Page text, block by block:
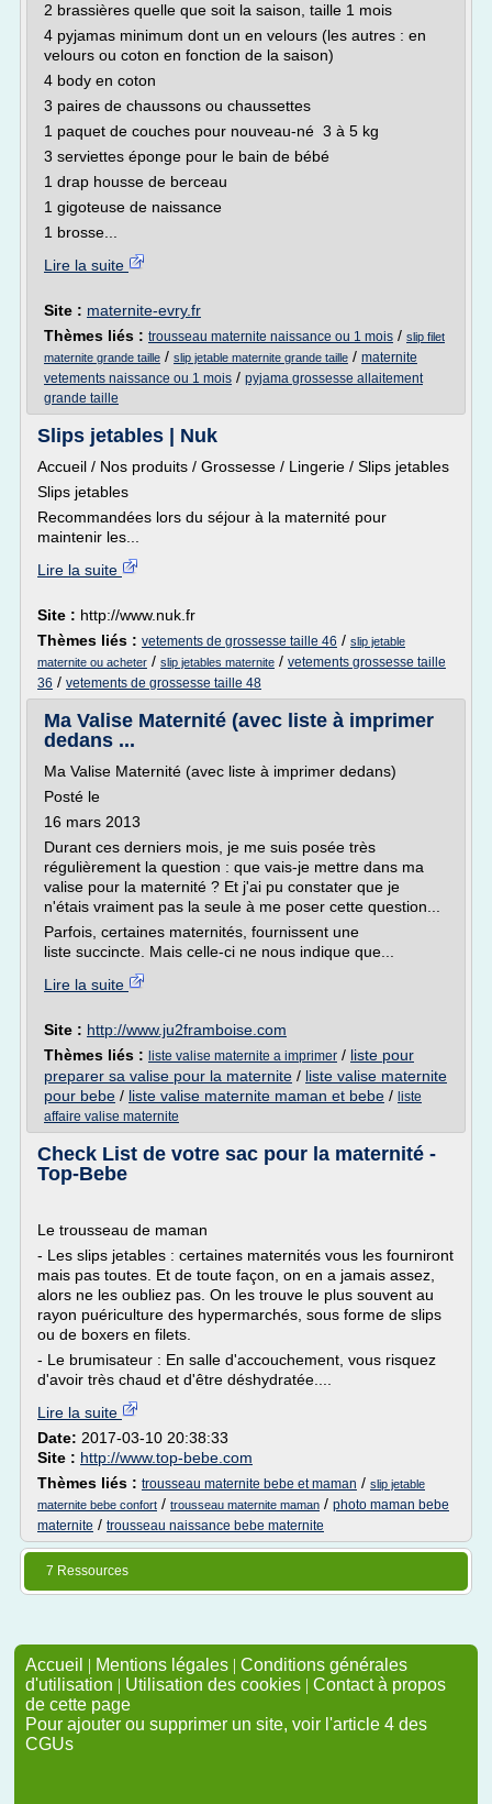
2 brassières quelle que soit la saison, taille 1 mois
4 pyjamas minimum dont un en velours (les autres : en
velours ou coton en fonction de la saison)
4 body en coton
3 paires de chaussons ou chaussettes
1 paquet de couches pour nouveau-né 3 à 5 kg
3 serviettes éponge pour le bain de bébé
1 drap housse de berceau
1 gigoteuse de naissance
1 brosse...
Lire la suite
Site : maternite-evry.fr
Thèmes liés : trousseau maternite naissance ou 1 mois / slip filet
maternite grande taille / slip jetable maternite grande taille / maternite
vetements naissance ou 1 mois / pyjama grossesse allaitement
grande taille
Slips jetables | Nuk
Accueil / Nos produits / Grossesse / Lingerie / Slips jetables
Slips jetables
Recommandées lors du séjour à la maternité pour
maintenir les...
Lire la suite
Site : http://www.nuk.fr
Thèmes liés : vetements de grossesse taille 46 / slip jetable
maternite ou acheter / slip jetables maternite / vetements grossesse taille
36 / vetements de grossesse taille 48
Ma Valise Maternité (avec liste à imprimer
dedans ...
Ma Valise Maternité (avec liste à imprimer dedans)
Posté le
16 mars 2013
Durant ces derniers mois, je me suis posée très
régulièrement la question : que vais-je mettre dans ma
valise pour la maternité ? Et j'ai pu constater que je
n'étais vraiment pas la seule à me poser cette question...
Parfois, certaines maternités, fournissent une
liste succincte. Mais celle-ci ne nous indique que...
Lire la suite
Site : http://www.ju2framboise.com
Thèmes liés : liste valise maternite a imprimer / liste pour
preparer sa valise pour la maternite / liste valise maternite
pour bebe / liste valise maternite maman et bebe / liste
affaire valise maternite
Check List de votre sac pour la maternité -
Top-Bebe
Le trousseau de maman
- Les slips jetables : certaines maternités vous les fourniront
mais pas toutes. Et de toute façon, on en a jamais assez,
alors ne les oubliez pas. On les trouve le plus souvent au
rayon puériculture des hypermarchés, sous forme de slips
ou de boxers en filets.
- Le brumisateur : En salle d'accouchement, vous risquez
d'avoir très chaud et d'être déshydratée....
Lire la suite
Date: 2017-03-10 20:38:33
Site : http://www.top-bebe.com
Thèmes liés : trousseau maternite bebe et maman / slip jetable
maternite bebe confort / trousseau maternite maman / photo maman bebe
maternite / trousseau naissance bebe maternite
7 Ressources
Accueil | Mentions légales | Conditions générales
d'utilisation | Utilisation des cookies | Contact à propos
de cette page
Pour ajouter ou supprimer un site, voir l'article 4 des
CGUs